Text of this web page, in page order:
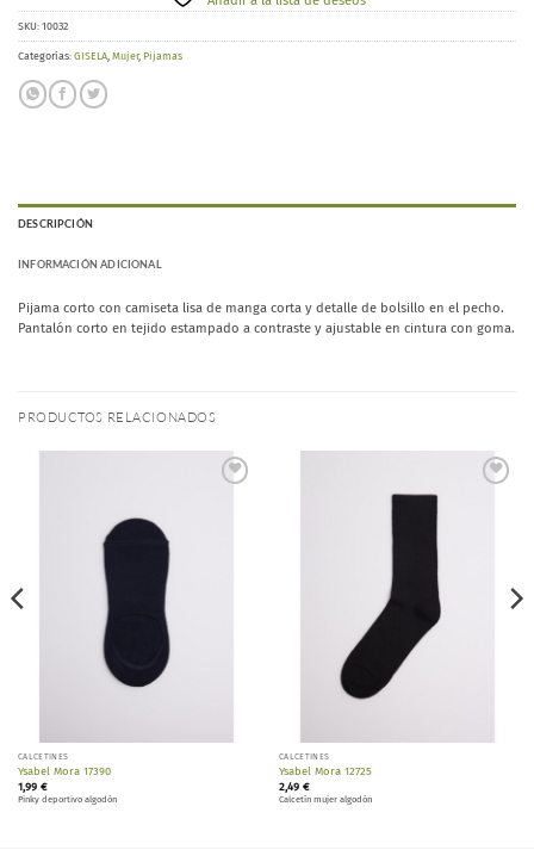
SKU: 10032
Categorías: GISELA Mujer, Pijamas
DESCRIPCIÓN
INFORMACIÓN ADICIONAL
Pijama corto con camiseta lisa de manga corta y detalle de bolsillo en el pecho.
Pantalón corto en tejido estampado a contraste y ajustable en cintura con goma.
PRODUCTOS RELACIONADOS
CALCETINES
Ysabel Mora 17390
1,99 €
Pinky deportivo algodón
CALCETINES
Ysabel Mora 12725
2,49 €
Calcetín mujer algodón